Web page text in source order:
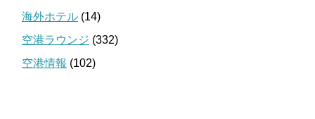
海外ホテル (14)
空港ラウンジ (332)
空港情報 (102)